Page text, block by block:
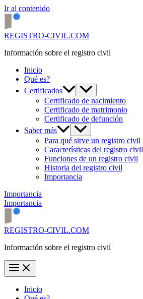
Ir al contenido
REGISTRO-CIVIL.COM
Información sobre el registro civil
Inicio
Qué es?
Certificados
Certificado de nacimiento
Certificado de matrimonio
Certificado de defunción
Saber más
Para qué sirve un registro civil
Características del registro civil
Funciones de un registro civil
Historia del registro civil
Importancia
Importancia
Importancia
REGISTRO-CIVIL.COM
Información sobre el registro civil
Inicio